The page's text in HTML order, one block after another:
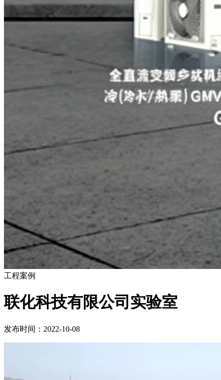
工程案例
联化科技有限公司实验室
发布时间：2022-10-08